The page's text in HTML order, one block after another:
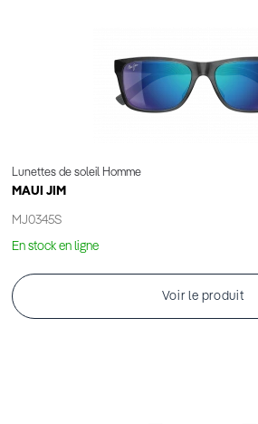
Lunettes de soleil Homme
MAUI JIM
MJ0345S
En stock en ligne
Voir le produit